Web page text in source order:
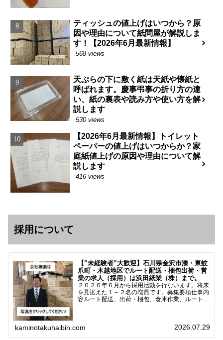
ティッシュの値上げはいつから？原
因や理由について紙問屋が解説しま
す！【2026年6月最新情報】
568 views
天ぷらの下に敷く紙は天紙や懐紙と
呼ばれます。慶事弔事の折り方の違
い、紙の裏表や読み方や使い方を解
説します
530 views
【2026年6月最新情報】トイレット
ペーパーの値上げはいつからか？家
庭紙値上げの原因や理由について解
説します
416 views
採用について
【”未経験者”大歓迎】石川県金沢市湊・東蚊
爪町・木越地区でルート配送・梱包出荷・営
業の求人（採用）は浜田紙業（株）まで。
２０２６年６月から採用活動を行ないます。将来
を見据えた１～２名の増員です。募集要項仕事内
容ルート配送、出荷・梱包、倉庫作業、ルート営
kaminotakuhaibin.com 2026.07.29